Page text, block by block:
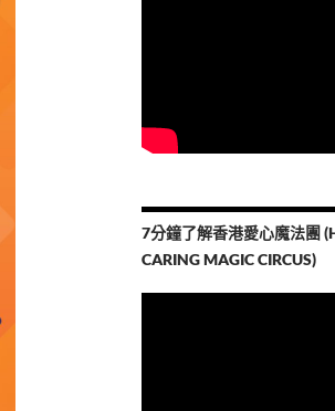
7分鐘了解香港愛心魔法團
CARING MAGIC CIRCUS)